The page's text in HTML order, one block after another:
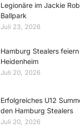
Legionäre im Jackie
Ballpark
Juli 23, 2026
Hamburg Stealers
Heidenheim
Juli 20, 2026
Erfolgreiches U12
den Hamburg Stealers
Juli 20, 2026